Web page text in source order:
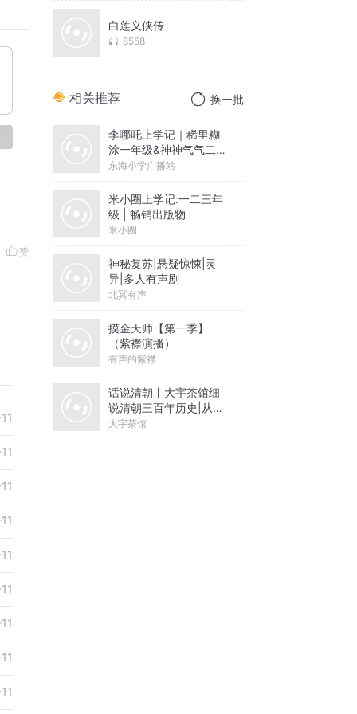
赞
白莲义侠传
8558
相关推荐 换一批
李哪吒上学记｜稀里糊
涂一年级&神神气气二年
级
东海小学广播站
米小圈上学记:一二三年
级 | 畅销出版物
米小圈
神秘复苏|悬疑惊悚|灵
异|多人有声剧
北冥有声
摸金天师【第一季】
（紫襟演播）
有声的紫襟
话说清朝丨大宇茶馆细
说清朝三百年历史|从努
尔哈赤到末代皇帝溥仪|
大宇茶馆